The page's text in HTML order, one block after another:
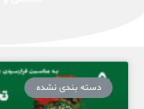
دسته بندی نشده